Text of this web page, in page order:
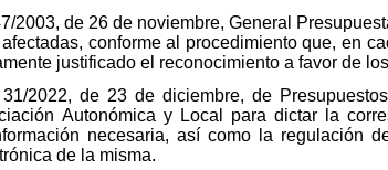
2003, de 26 de noviembre, General
conforme al procedimiento que, en
justificado el reconocimiento a favor de
2022, de 23 de diciembre, de
Autonómica y Local para dictar la
necesaria, así como la regulación
de la misma.